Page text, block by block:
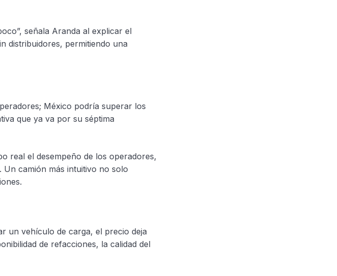
señala Aranda al explicar el
distribuidores, permitiendo una
México podría superar los
que ya va por su séptima
real el desempeño de los operadores,
camión más intuitivo no solo
un vehículo de carga, el precio deja
de refacciones, la calidad del